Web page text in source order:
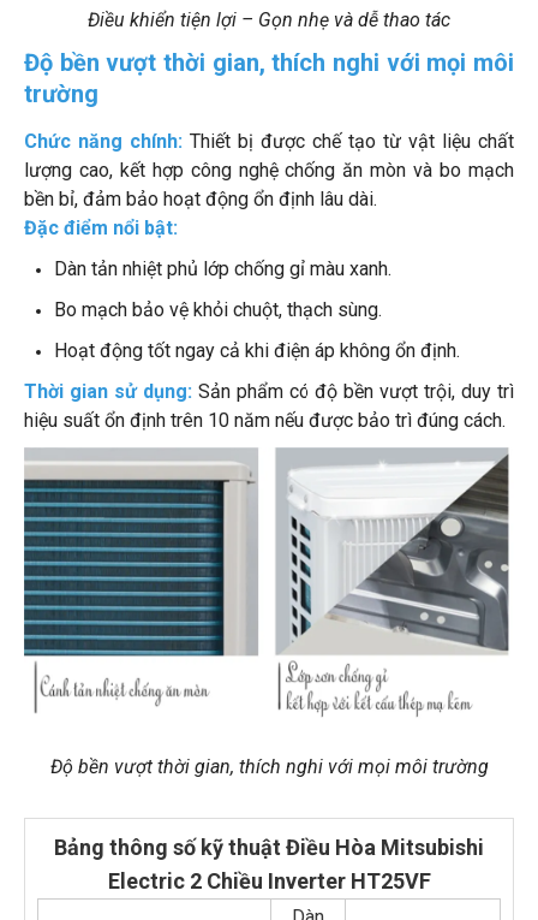
Điều khiển tiện lợi – Gọn nhẹ và dễ thao tác
Độ bền vượt thời gian, thích nghi với mọi môi
trường
Chức năng chính: Thiết bị được chế tạo từ vật liệu chất
lượng cao, kết hợp công nghệ chống ăn mòn và bo mạch
bền bỉ, đảm bảo hoạt động ổn định lâu dài.
Đặc điểm nổi bật:
Dàn tản nhiệt phủ lớp chống gỉ màu xanh.
Bo mạch bảo vệ khỏi chuột, thạch sùng.
Hoạt động tốt ngay cả khi điện áp không ổn định.
Thời gian sử dụng: Sản phẩm có độ bền vượt trội, duy trì
hiệu suất ổn định trên 10 năm nếu được bảo trì đúng cách.
Độ bền vượt thời gian, thích nghi với mọi môi trường
Bảng thông số kỹ thuật Điều Hòa Mitsubishi
Electric 2 Chiều Inverter HT25VF